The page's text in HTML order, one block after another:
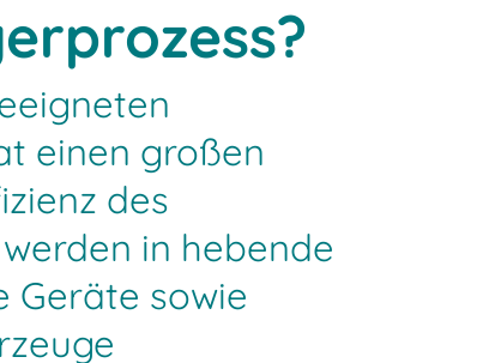
einen großen
des
in hebende
Geräte sowie